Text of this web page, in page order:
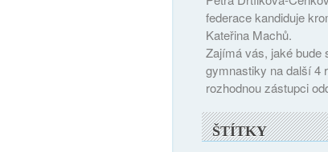
federace kandiduje
Kateřina Machů.
Zajímá vás, jaké bude
gymnastiky na další 4
rozhodnou zástupci
ŠTÍTKY